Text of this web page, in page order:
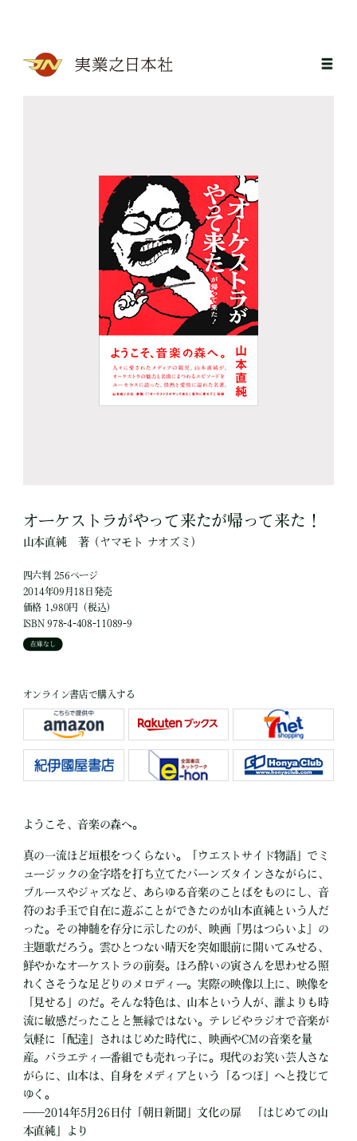
オーケストラがやって来たが帰って来た！
山本直純 著（ヤマモト ナオズミ）
四六判 256ページ
2014年09月18日発売
価格 1,980円（税込）
ISBN 978-4-408-11089-9
在庫なし
オンライン書店で購入する
ようこそ、音楽の森へ。
真の一流ほど垣根をつくらない。「ウエストサイド物語」でミ
ュージックの金字塔を打ち立てたバーンズタインさながらに、
ブルースやジャズなど、あらゆる音楽のことばをものにし、音
符のお手玉で自在に遊ぶことができたのが山本直純という人だ
った。その神髄を存分に示したのが、映画『男はつらいよ』の
主題歌だろう。雲ひとつない晴天を突如眼前に開いてみせる、
鮮やかなオーケストラの前奏。ほろ酔いの寅さんを思わせる照
れくさそうな足どりのメロディー。実際の映像以上に、映像を
「見せる」のだ。そんな特色は、山本という人が、誰よりも時
流に敏感だったことと無縁ではない。テレビやラジオで音楽が
気軽に「配達」されはじめた時代に、映画やCMの音楽を量
産。バラエティー番組でも売れっ子に。現代のお笑い芸人さな
がらに、山本は、自身をメディアという「るつぼ」へと投じて
ゆく。
――2014年5月26日付「朝日新聞」文化の扉 「はじめての山
本直純」より